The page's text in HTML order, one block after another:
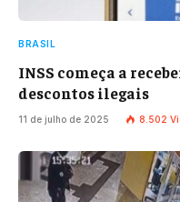
BRASIL
INSS começa a
descontos ilegais
11 de julho de 2025 8.502